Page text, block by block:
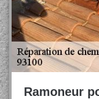
Ramoneur